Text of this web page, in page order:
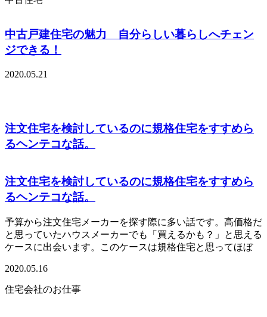
中古戸建住宅の魅力 自分らしい暮らしへチェン
ジできる！
2020.05.21
注文住宅を検討しているのに規格住宅をすすめら
るヘンテコな話。
注文住宅を検討しているのに規格住宅をすすめら
るヘンテコな話。
予算から注文住宅メーカーを探す際に多い話です。高価格だ
と思っていたハウスメーカーでも「買えるかも？」と思える
ケースに出会います。このケースは規格住宅と思ってほぼ
2020.05.16
住宅会社のお仕事